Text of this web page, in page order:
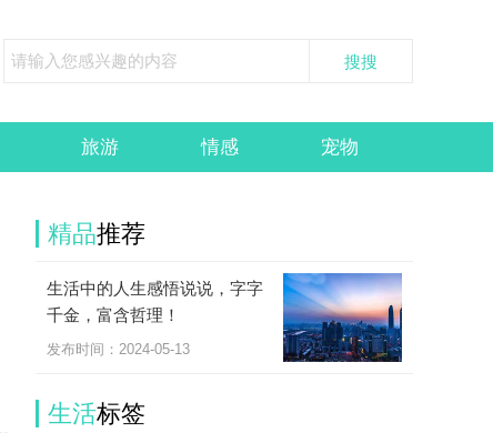
旅游 情感 宠物
精品推荐
生活中的人生感悟说说，字字
千金，富含哲理！
发布时间：2024-05-13
生活标签